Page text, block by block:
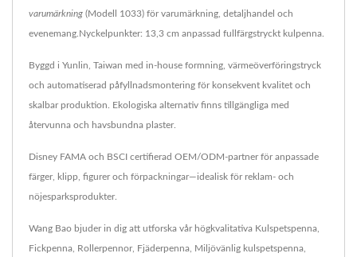
varumärkning (Modell 1033) för varumärkning, detaljhandel och
evenemang.Nyckelpunkter: 13,3 cm anpassad fullfärgstryckt kulpenna.
Byggd i Yunlin, Taiwan med in-house formning, värmeöverföringstryck
och automatiserad påfyllnadsmontering för konsekvent kvalitet och
skalbar produktion. Ekologiska alternativ finns tillgängliga med
återvunna och havsbundna plaster.
Disney FAMA och BSCI certifierad OEM/ODM-partner för anpassade
färger, klipp, figurer och förpackningar—idealisk för reklam- och
nöjesparksprodukter.
Wang Bao bjuder in dig att utforska vår högkvalitativa Kulspetspenna,
Fickpenna, Rollerpennor, Fjäderpenna, Miljövänlig kulspetspenna,